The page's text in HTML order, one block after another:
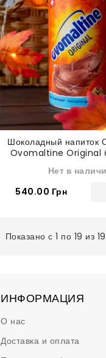
Шоколадный напиток
Ovomaltine Original
Нет в
540.00 Грн
Показано с 1 по 19 из
ИНФОРМАЦИЯ
О нас
Доставка и оплата